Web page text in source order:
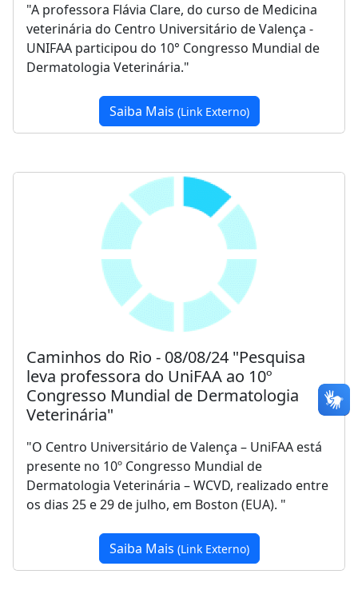
"A professora Flávia Clare, do curso de Medicina
veterinária do Centro Universitário de Valença -
UNIFAA participou do 10° Congresso Mundial de
Dermatologia Veterinária."
Saiba Mais (Link Externo)
Caminhos do Rio - 08/08/24 "Pesquisa
leva professora do UniFAA ao 10º
Congresso Mundial de Dermatologia
Veterinária"
"O Centro Universitário de Valença – UniFAA está
presente no 10º Congresso Mundial de
Dermatologia Veterinária – WCVD, realizado entre
os dias 25 e 29 de julho, em Boston (EUA). "
Saiba Mais (Link Externo)